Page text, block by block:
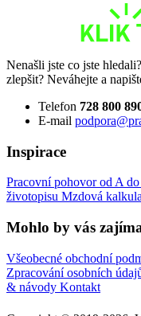
Nenašli jste co jste
zlepšit? Neváhejte a
Telefon 728 800
E-mail
Inspirace
Pracovní pohovor od A
životopisu Mzdová
Mohlo by vás
Všeobecné obchodní
Zpracování osobních
& návody Kontakt